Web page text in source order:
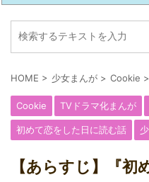
HOME > 少女まんが > Cookie >
Cookie TVドラマ化まんが
初めて恋をした日に読む話
【あらすじ】『初